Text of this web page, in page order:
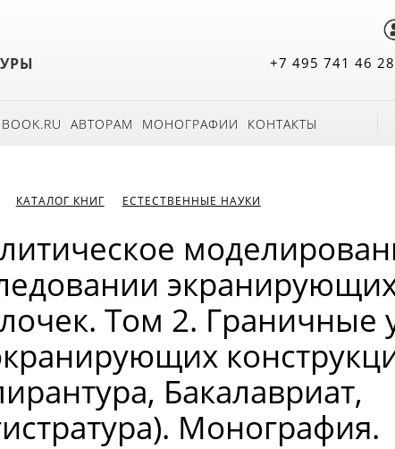
+7 495 741 46 28
АВТОРАМ МОНОГРАФИИ КОНТАКТЫ
КАТАЛОГ КНИГ ЕСТЕСТВЕННЫЕ НАУКИ
Том 2. Граничные
Бакалавриат,
Монография.